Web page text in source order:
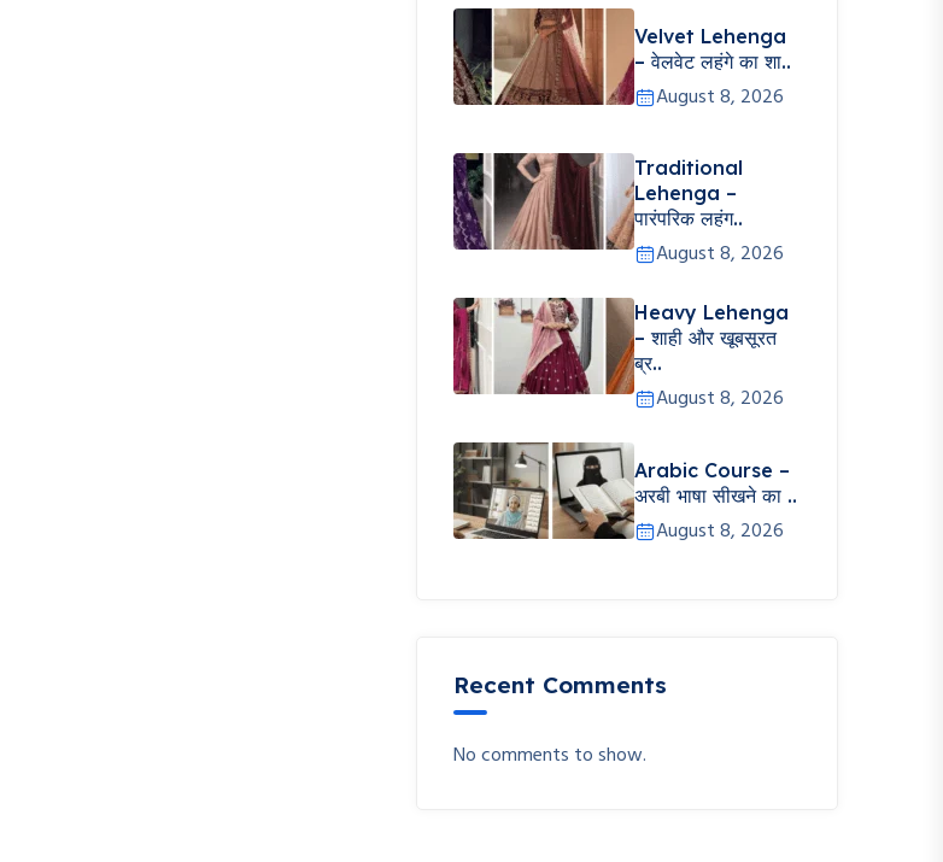
Velvet Lehenga
– वेलवेट लहंगे का शा..
August 8, 2026
Traditional
Lehenga –
पारंपरिक लहंग..
August 8, 2026
Heavy Lehenga
– शाही और खूबसूरत
ब्र..
August 8, 2026
Arabic Course –
अरबी भाषा सीखने का ..
August 8, 2026
Recent Comments
No comments to show.